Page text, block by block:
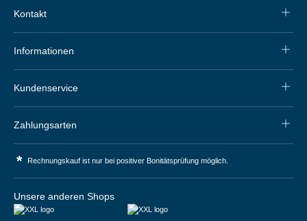
Kontakt
Informationen
Kundenservice
Zahlungsarten
* Rechnungskauf ist nur bei positiver Bonitätsprüfung möglich.
Unsere anderen Shops